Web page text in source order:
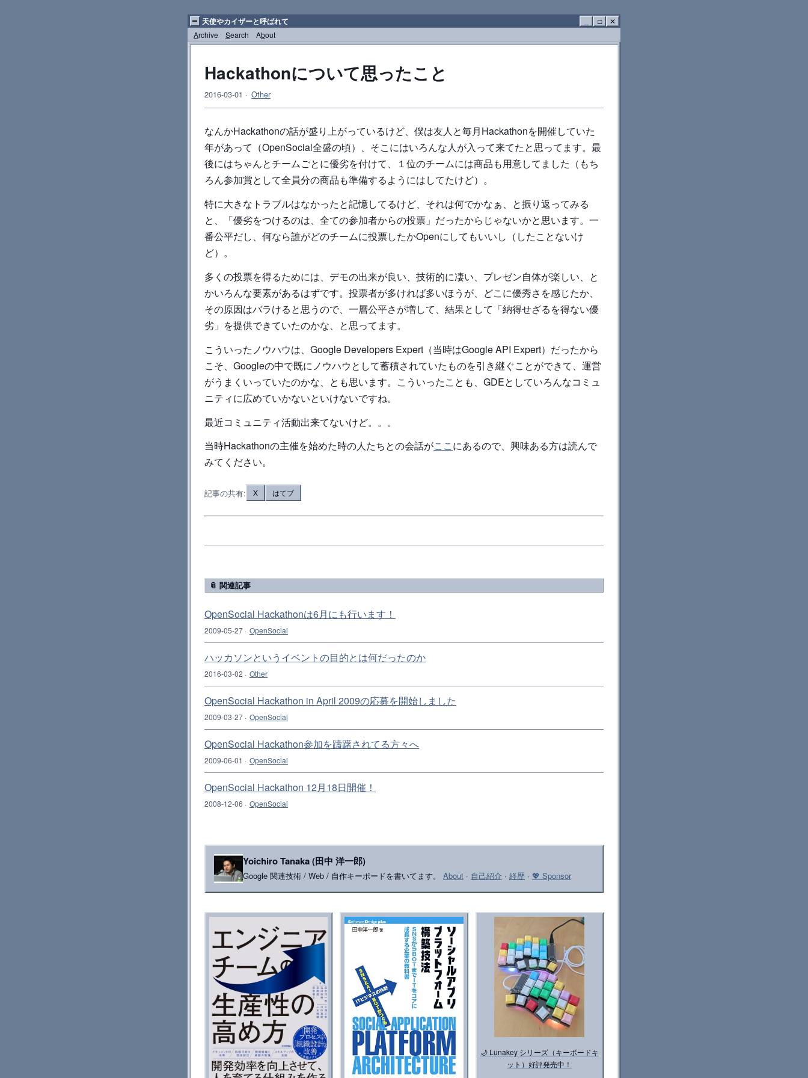
天使やカイザーと呼ばれて □
✕
Archive Search About
Hackathonについて思ったこと
2016-03-01 · Other
なんかHackathonの話が盛り上がっているけど、僕は友人と毎月Hackathonを開催していた
年があって（OpenSocial全盛の頃）、そこにはいろんな人が入って来てたと思ってます。最
後にはちゃんとチームごとに優劣を付けて、１位のチームには商品も用意してました（もち
ろん参加賞として全員分の商品も準備するようにはしてたけど）。
特に大きなトラブルはなかったと記憶してるけど、それは何でかなぁ、と振り返ってみる
と、「優劣をつけるのは、全ての参加者からの投票」だったからじゃないかと思います。一
番公平だし、何なら誰がどのチームに投票したかOpenにしてもいいし（したことないけ
ど）。
多くの投票を得るためには、デモの出来が良い、技術的に凄い、プレゼン自体が楽しい、と
かいろんな要素があるはずです。投票者が多ければ多いほうが、どこに優秀さを感じたか、
その原因はバラけると思うので、一層公平さが増して、結果として「納得せざるを得ない優
劣」を提供できていたのかな、と思ってます。
こういったノウハウは、Google Developers Expert（当時はGoogle API Expert）だったから
こそ、Googleの中で既にノウハウとして蓄積されていたものを引き継ぐことができて、運営
がうまくいっていたのかな、とも思います。こういったことも、GDEとしていろんなコミュ
ニティに広めていかないといけないですね。
最近コミュニティ活動出来てないけど。。。
当時Hackathonの主催を始めた時の人たちとの会話がここにあるので、興味ある方は読んで
みてください。
記事の共有: X はてブ
📎 関連記事
OpenSocial Hackathonは6月にも行います！
2009-05-27 · OpenSocial
ハッカソンというイベントの目的とは何だったのか
2016-03-02 · Other
OpenSocial Hackathon in April 2009の応募を開始しました
2009-03-27 · OpenSocial
OpenSocial Hackathon参加を躊躇されてる方々へ
2009-06-01 · OpenSocial
OpenSocial Hackathon 12月18日開催！
2008-12-06 · OpenSocial
Yoichiro Tanaka (田中 洋一郎)
Google 関連技術 / Web / 自作キーボードを書いてます。 About · 自己紹介 · 経歴 · 💖 Sponsor
🌙 Lunakey シリーズ（キーボードキ
ット）好評発売中！